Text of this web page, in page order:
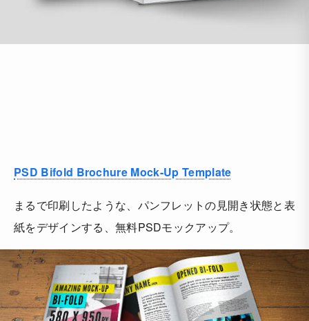
PSD Bifold Brochure Mock-Up Template
まるで印刷したような、パンフレットの見開き状態と表
紙をデザインする、無料PSDモックアップ。